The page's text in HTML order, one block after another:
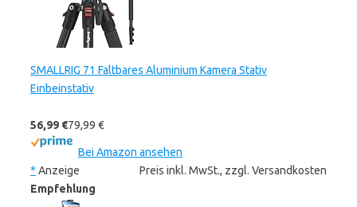
SMALLRIG 71 Faltbares Aluminium Kamera Stativ
Einbeinstativ
56,99 €79,99 €
Bei Amazon ansehen
* Anzeige
Preis inkl. MwSt., zzgl. Versandkosten
Empfehlung